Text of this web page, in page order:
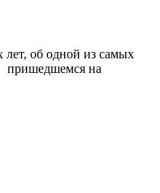
лет, об одной из самых
пришедшемся на